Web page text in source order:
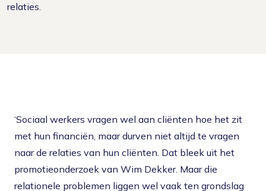
relaties.
‘Sociaal werkers vragen wel aan cliënten hoe het zit
met hun financiën, maar durven niet altijd te vragen
naar de relaties van hun cliënten. Dat bleek uit het
promotieonderzoek van Wim Dekker. Maar die
relationele problemen liggen wel vaak ten grondslag